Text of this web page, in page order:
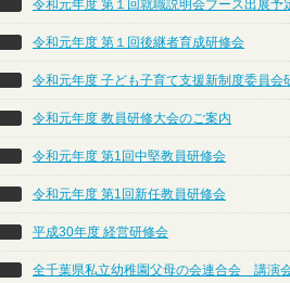
令和元年度 第１回就職説明会ブース出展予
令和元年度 第１回後継者育成研修会
令和元年度 子ども子育て支援新制度委員会
令和元年度 教員研修大会のご案内
令和元年度 第1回中堅教員研修会
令和元年度 第1回新任教員研修会
平成30年度 経営研修会
全千葉県私立幼稚園父母の会連合会 講演